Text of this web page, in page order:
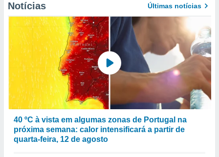
Notícias Últimas notícias
40 ºC à vista em algumas zonas de Portugal na
próxima semana: calor intensificará a partir de
quarta-feira, 12 de agosto